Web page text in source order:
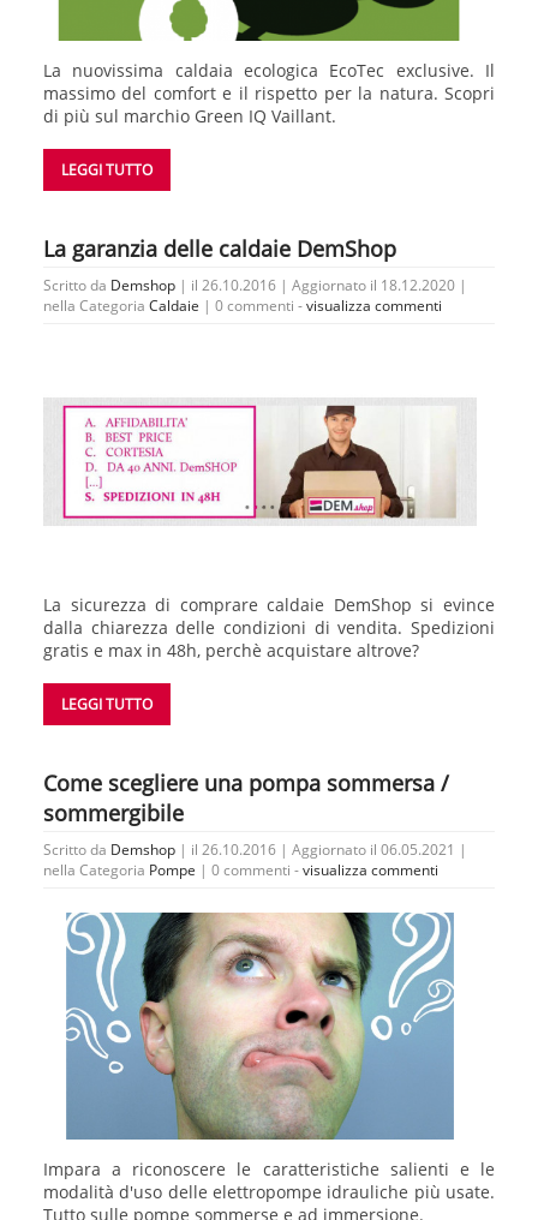
La nuovissima caldaia ecologica EcoTec exclusive. Il
massimo del comfort e il rispetto per la natura. Scopri
di più sul marchio Green IQ Vaillant.
LEGGI TUTTO
La garanzia delle caldaie DemShop
Scritto da Demshop | il 26.10.2016 | Aggiornato il 18.12.2020 |
nella Categoria Caldaie | 0 commenti -visualizza commenti
La sicurezza di comprare caldaie DemShop si evince
dalla chiarezza delle condizioni di vendita. Spedizioni
gratis e max in 48h, perchè acquistare altrove?
LEGGI TUTTO
Come scegliere una pompa sommersa /
sommergibile
Scritto da Demshop | il 26.10.2016 | Aggiornato il 06.05.2021 |
nella Categoria Pompe | 0 commenti -visualizza commenti
Impara a riconoscere le caratteristiche salienti e le
modalità d'uso delle elettropompe idrauliche più usate.
Tutto sulle pompe sommerse e ad immersione.